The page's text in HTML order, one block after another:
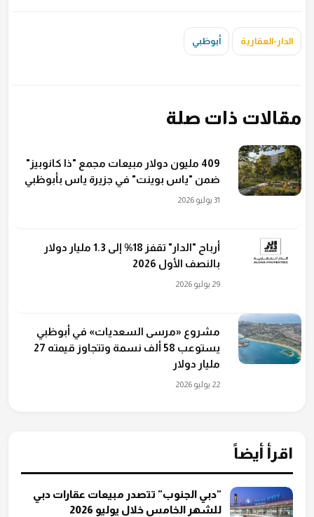
الدار-العقارية أبوظبي
مقالات ذات صلة
409 مليون دولار مبيعات مجمع "ذا كانوبيز"
ضمن "ياس بوينت" في جزيرة ياس بأبوظبي
31 يوليو 2026
أرباح "الدار" تقفز 18% إلى 1.3 مليار دولار
بالنصف الأول 2026
29 يوليو 2026
مشروع «مرسى السعديات» في أبوظبي
يستوعب 58 ألف نسمة وتتجاوز قيمته 27
مليار دولار
22 يوليو 2026
اقرأ أيضاً
"دبي الجنوب" تتصدر مبيعات عقارات دبي
للشهر الخامس خلال يوليو 2026